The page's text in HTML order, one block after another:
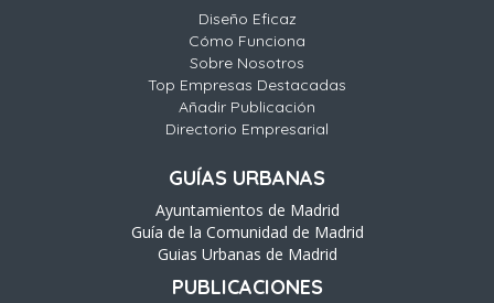
Diseño Eficaz
Cómo Funciona
Sobre Nosotros
Top Empresas Destacadas
Añadir Publicación
Directorio Empresarial
GUÍAS URBANAS
Ayuntamientos de Madrid
Guía de la Comunidad de Madrid
Guias Urbanas de Madrid
PUBLICACIONES